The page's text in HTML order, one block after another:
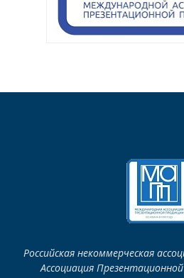
Российская некоммерческая
Ассоциация